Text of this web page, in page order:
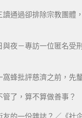
讀通過卻排除宗教團體
與夜－專訪一位匿名受
蜂批評慈濟之前，先
了，算不算做善事？
友的一份雜誌？／《社